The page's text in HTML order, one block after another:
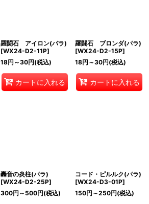
羅闘石 アイロン(パラ)
[WX24-D2-11P]
18円 ～30円(税込)
カートに入れる
羅闘石 ブロンダ(パラ)
[WX24-D2-15P]
18円 ～30円(税込)
カートに入れる
轟音の炎柱(パラ)
[WX24-D2-25P]
300円 ～500円(税込)
コード・ピルルク(パラ)
[WX24-D3-01P]
150円 ～250円(税込)